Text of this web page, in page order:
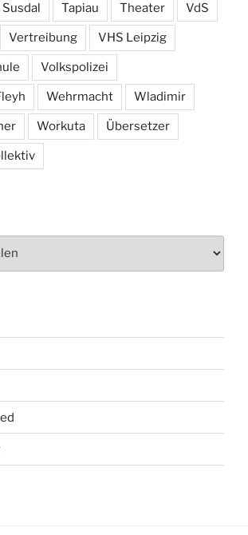
Susdal Tapiau Theater VdS
Vertreibung VHS Leipzig
Volkspolizei
Wehrmacht Wladimir
Workuta Übersetzer